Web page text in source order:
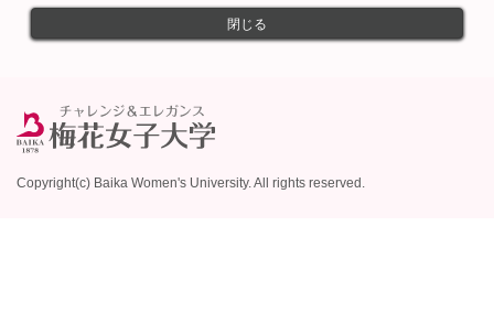
閉じる
Copyright(c) Baika Women's University. All rights reserved.